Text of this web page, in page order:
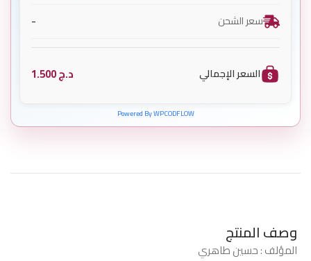
سعر الشحن -
السعر الإجمالي د.ج
Powered By WPCODFLOW
وصف المنتج
المؤلف : حسين طاهري